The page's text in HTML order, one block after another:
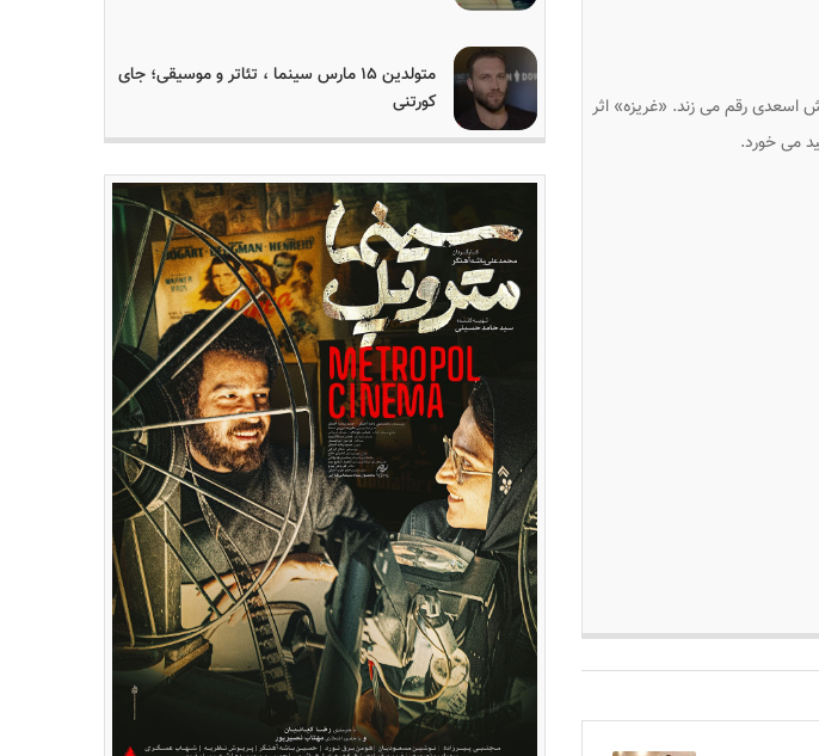
اسعدى رقم مى زند. «غریزه» اثر
می خورد.
متولدین ۱۵ مارس سینما ، تئاتر و موسیقی؛ جای
کورتنی